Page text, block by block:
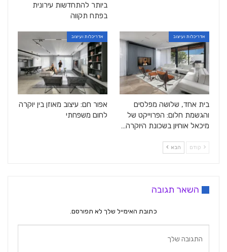
ביותר להתחדשות עירונית
בפתח תקווה
אדריכלות ועיצוב
בית אחד, שלושה מפלסים
והגשמת חלום: הפרוייקט של
מיכאל אוחיון בשכונת היוקרה…
אדריכלות ועיצוב
אפור חם: עיצוב מאוזן בין יוקרה
לחום משפחתי
קודם הבא
השאר תגובה
כתובת האימייל שלך לא תפורסם.